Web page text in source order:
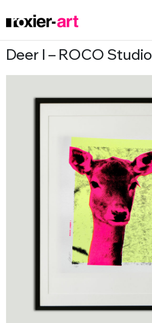
Skip to main content
Deer I – ROCO Studio